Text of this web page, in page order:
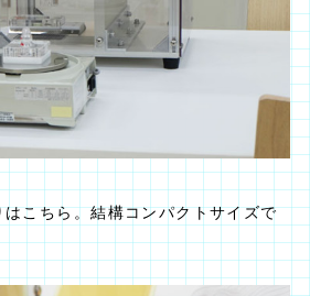
こちら。結構コンパクトサイズで